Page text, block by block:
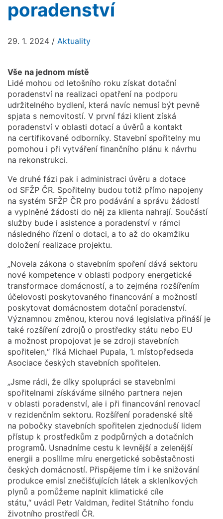
poradenství
29. 1. 2024 / Aktuality
Vše na jednom místě
Lidé mohou od letošního roku získat dotační
poradenství na realizaci opatření na podporu
udržitelného bydlení, která navíc nemusí být pevně
spjata s nemovitostí. V první fázi klient získá
poradenství v oblasti dotací a úvěrů a kontakt
na certifikované odborníky. Stavební spořitelny mu
pomohou i při vytváření finančního plánu k návrhu
na rekonstrukci.
Ve druhé fázi pak i administraci úvěru a dotace
od SFŽP ČR. Spořitelny budou totiž přímo napojeny
na systém SFŽP ČR pro podávání a správu žádostí
a vyplněné žádosti do něj za klienta nahrají. Součástí
služby bude i asistence a poradenství v rámci
následného řízení o dotaci, a to až do okamžiku
doložení realizace projektu.
„Novela zákona o stavebním spoření dává sektoru
nové kompetence v oblasti podpory energetické
transformace domácností, a to zejména rozšířením
účelovosti poskytovaného financování a možností
poskytovat domácnostem dotační poradenství.
Významnou změnou, kterou nová legislativa přináší je
také rozšíření zdrojů o prostředky státu nebo EU
a možnost propojovat je se zdroji stavebních
spořitelen,“ říká Michael Pupala, 1. místopředseda
Asociace českých stavebních spořitelen.
„Jsme rádi, že díky spolupráci se stavebními
spořitelnami získáváme silného partnera nejen
v oblasti poradenství, ale i při financování renovací
v rezidenčním sektoru. Rozšíření poradenské sítě
na pobočky stavebních spořitelen zjednoduší lidem
přístup k prostředkům z podpůrných a dotačních
programů. Usnadníme cestu k levnější a zelenější
energii a posílíme míru energetické soběstačnosti
českých domácností. Přispějeme tím i ke snižování
produkce emisí znečišťujících látek a skleníkových
plynů a pomůžeme naplnit klimatické cíle
státu,“ uvádí Petr Valdman, ředitel Státního fondu
životního prostředí ČR.